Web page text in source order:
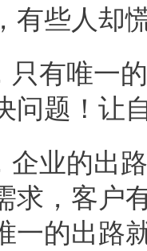
有些人却
只有唯一
问题！让
企业的出
求，客户
一的出路